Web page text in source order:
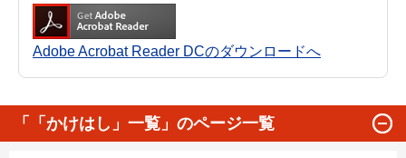
Adobe Acrobat Reader DCのダウンロードへ
「「かけはし」一覧」のページ一覧